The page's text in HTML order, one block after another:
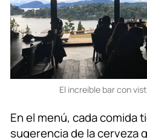
El increíble bar con
En el menú, cada comida
sugerencia de la cerveza